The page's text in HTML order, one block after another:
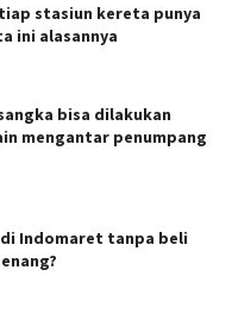
stasiun kereta punya
ini alasannya
bisa dilakukan
mengantar penumpang
Indomaret tanpa beli